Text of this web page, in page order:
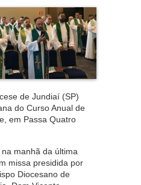
de Jundiaí (SP)
do Curso Anual de
em Passa Quatro
manhã da última
missa presidida por
Diocesano de